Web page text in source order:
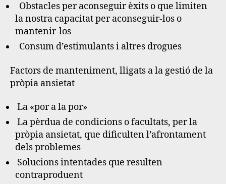
Obstacles per aconseguir èxits o que limiten
la nostra capacitat per aconseguir-los o
mantenir-los
Consum d’estimulants i altres drogues
Factors de manteniment, lligats a la gestió de la
pròpia ansietat
La «por a la por»
La pèrdua de condicions o facultats, per la
pròpia ansietat, que dificulten l’afrontament
dels problemes
Solucions intentades que resulten
contraproduent